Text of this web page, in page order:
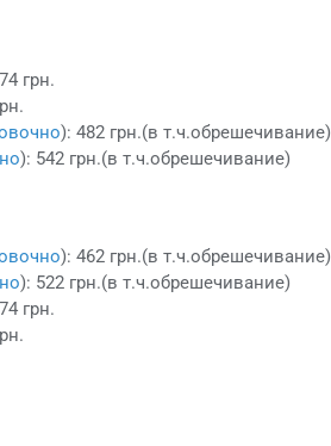
грн.
): 482 грн.(в т.ч.обрешечивание)
): 542 грн.(в т.ч.обрешечивание)
): 462 грн.(в т.ч.обрешечивание)
): 522 грн.(в т.ч.обрешечивание)
грн.